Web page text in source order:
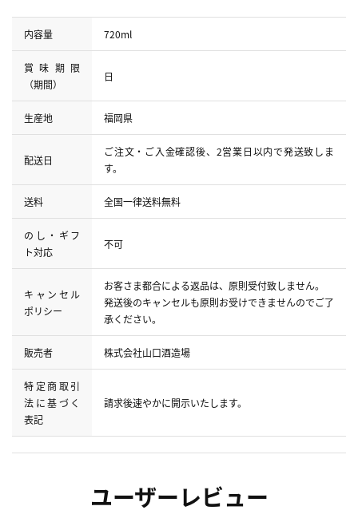
内容量 720ml
賞味期限
（期間）
日
生産地 福岡県
配送日
ご注文・ご入金確認後、2営業日以内で発送致しま
す。
送料 全国一律送料無料
のし・ギフ
ト対応
不可
キャンセル
ポリシー
お客さま都合による返品は、原則受付致しません。
発送後のキャンセルも原則お受けできませんのでご了
承ください。
販売者 株式会社山口酒造場
特定商取引
法に基づく
表記
請求後速やかに開示いたします。
ユーザーレビュー